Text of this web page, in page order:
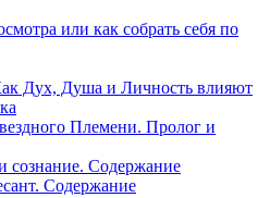
или как собрать себя по
Дух, Душа и Личность влияют
Племени. Пролог и
сознание. Содержание
Содержание